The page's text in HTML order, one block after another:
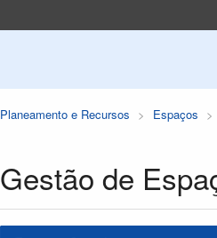
Planeamento e Recursos Espaços
Gestão de